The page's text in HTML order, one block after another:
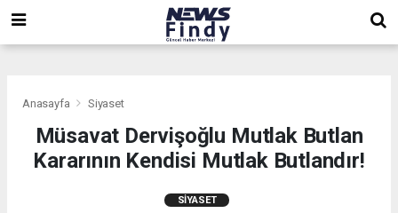
Anasayfa Siyaset
Müsavat Dervişoğlu Mutlak Butlan
Kararının Kendisi Mutlak Butlandır!
SIYASET